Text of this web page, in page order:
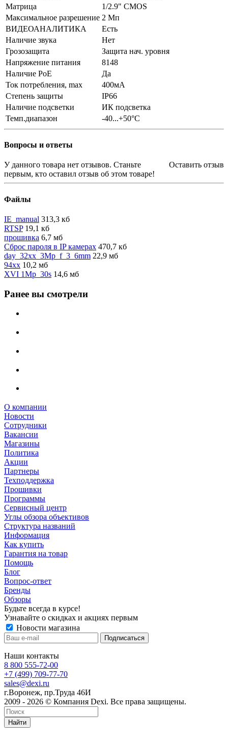
Матрица
1/2.9" CMOS
Максимальное разрешение 2 Мп
ВИДЕОАНАЛИТИКА
Есть
Наличие звука
Нет
Грозозащита
Защита нач. уровня
Напряжение питания
8148
Наличие PoE
Да
Ток потребления, max
400мА
Степень защиты
IP66
Наличие подсветки
ИК подсветка
Темп.диапазон
-40...+50°С
Вопросы и ответы
Оставить отзыв
У данного товара нет отзывов. Станьте
первым, кто оставил отзыв об этом товаре!
Файлы
IE_manual 313,3 кб
RTSP 19,1 кб
прошивка 6,7 мб
Сброс пароля в IP камерах 470,7 кб
day_32xx_3Mp_f_3_6mm 22,9 мб
94xx 10,2 мб
XVI 1Mp_30s 14,6 мб
Ранее вы смотрели
О компании
Новости
Сотрудники
Вакансии
Магазины
Политика
Акции
Партнеры
Техподдержка
Прошивки
Программы
Сервисный центр
Углы обзора объективов
Структура названий
Информация
Как купить
Гарантия на товар
Помощь
Блог
Вопрос-ответ
Бренды
Обзоры
Будьте всегда в курсе!
Узнавайте о скидках и акциях первым
Новости магазина
Наши контакты
8 800 555-72-00
+7 (499) 709-77-70
sales@dexi.ru
г.Воронеж, пр.Труда 46И
2009 - 2026 © Компания Dexi. Все права защищены.
Найти